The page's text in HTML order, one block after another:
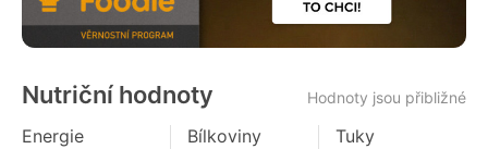
Nutriční hodnoty Hodnoty jsou přibližné
Energie
Bílkoviny
Tuky